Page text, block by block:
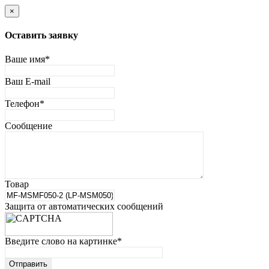
×
Оставить заявку
Ваше имя*
Ваш E-mail
Телефон*
Сообщение
Товар
Защита от автоматических сообщений
Введите слово на картинке*